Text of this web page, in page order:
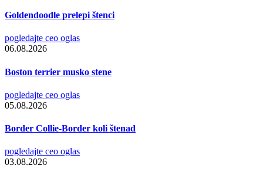
Goldendoodle prelepi štenci
pogledajte ceo oglas
06.08.2026
Boston terrier musko stene
pogledajte ceo oglas
05.08.2026
Border Collie-Border koli štenad
pogledajte ceo oglas
03.08.2026